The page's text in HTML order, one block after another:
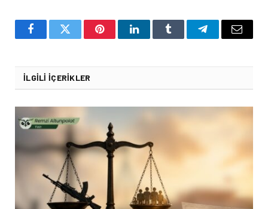
FacebookTwitter PinterestLinkedInTumblr TelegramEmail
İLGILI İÇERIKLER